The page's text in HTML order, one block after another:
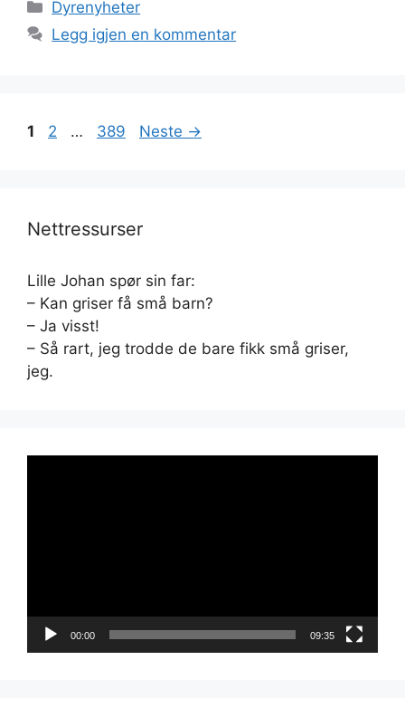
Kategorier
Dyrenyheter
Legg igjen en kommentar
Side
1 Side
2 … Side
389 Neste →
Nettressurser
Lille Johan spør sin far:
– Kan griser få små barn?
– Ja visst!
– Så rart, jeg trodde de bare fikk små griser,
jeg.
00:00 09:35